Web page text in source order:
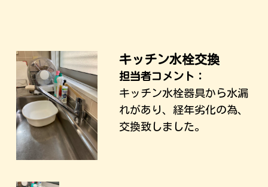
キッチン水栓交換
担当者コメント：
キッチン水栓器具から水漏
れがあり、経年劣化の為、
交換致しました。